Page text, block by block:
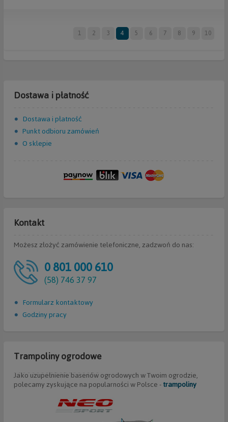
1 2 3 4 5 6 7 8 9 10
Dostawa i płatność
Dostawa i płatność
Punkt odbioru zamówień
O sklepie
Kontakt
Możesz złożyć zamówienie telefoniczne, zadzwoń do nas:
0 801 000 610
(58) 746 37 97
Formularz kontaktowy
Godziny pracy
Trampoliny ogrodowe
Jako uzupełnienie basenów ogrodowych w Twoim ogrodzie,
polecamy zyskujące na popularności w Polsce -trampoliny